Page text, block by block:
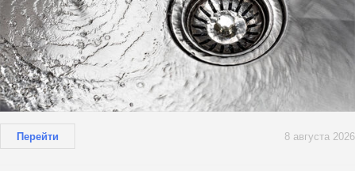
Перейти 8 августа 2026